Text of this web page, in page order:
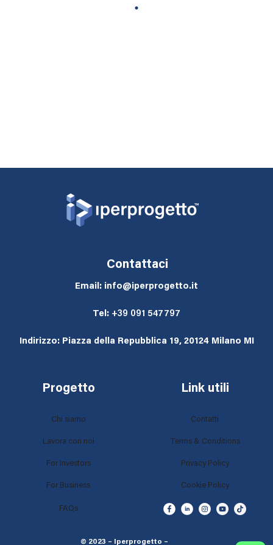
1
Contattaci
Email: info@iperprogetto.it
Tel: +39 091 547797
Indirizzo: Piazza della Repubblica 19, 20124 Milano MI
Progetto Link utili
Chi siamo Contatti
Lavora con noi Terms & Conditions
For Investors Privacy Policy
For Business Cookie Policy
FAQs
© 2023 – Iperprogetto –